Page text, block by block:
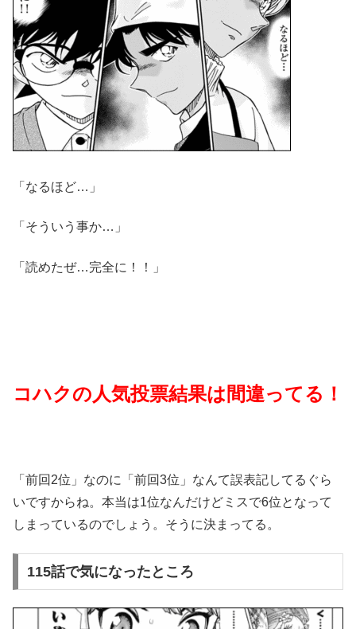
「なるほど…」
「そういう事か…」
「読めたぜ…完全に！！」
コハクの人気投票結果は間違ってる！
「前回2位」なのに「前回3位」なんて誤表記してるぐら
いですからね。本当は1位なんだけどミスで6位となって
しまっているのでしょう。そうに決まってる。
115話で気になったところ